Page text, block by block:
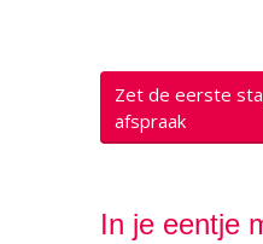
Zet de eerste
afspraak
In je eentje